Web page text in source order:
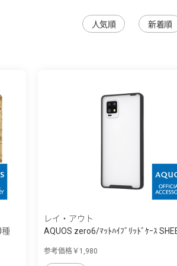
人気順 新着順
レイ・アウト
AQUOS zero6/ﾏｯﾄﾊｲﾌﾞﾘｯﾄﾞｹｰｽ
参考価格￥1,980